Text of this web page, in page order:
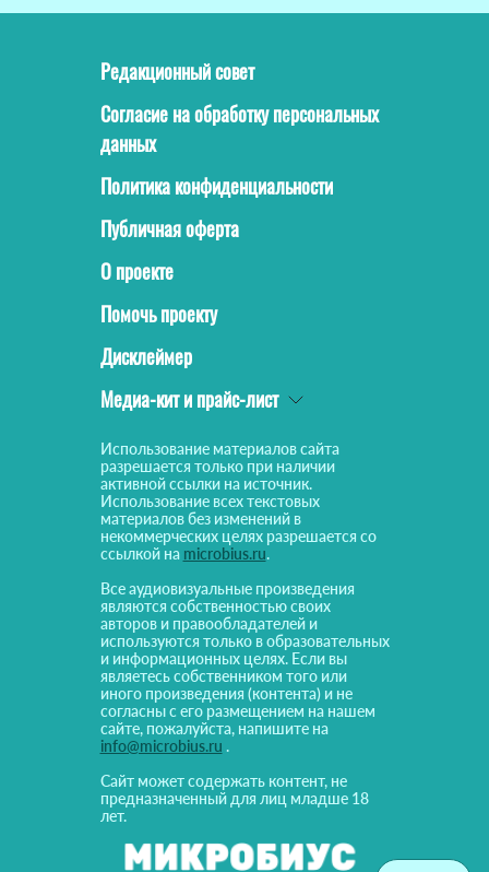
Редакционный совет
Согласие на обработку персональных
данных
Политика конфиденциальности
Публичная оферта
О проекте
Помочь проекту
Дисклеймер
Медиа-кит и прайс-лист
Использование материалов сайта
разрешается только при наличии
активной ссылки на источник.
Использование всех текстовых
материалов без изменений в
некоммерческих целях разрешается со
ссылкой на microbius.ru.
Все аудиовизуальные произведения
являются собственностью своих
авторов и правообладателей и
используются только в образовательных
и информационных целях. Если вы
являетесь собственником того или
иного произведения (контента) и не
согласны с его размещением на нашем
сайте, пожалуйста, напишите на
info@microbius.ru .
Сайт может содержать контент, не
предназначенный для лиц младше 18
лет.